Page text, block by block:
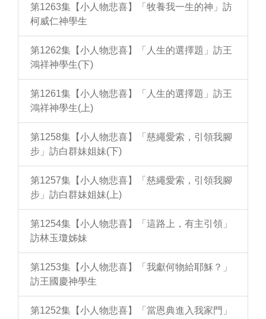
第1263集【小人物悲喜】「牧養我一生的神」訪
柯威仁神學生
第1262集【小人物悲喜】「人生的選擇題」訪王
鴻祥神學生(下)
第1261集【小人物悲喜】「人生的選擇題」訪王
鴻祥神學生(上)
第1258集【小人物悲喜】「慈繩愛索，引領我腳
步」訪白群妹姐妹(下)
第1257集【小人物悲喜】「慈繩愛索，引領我腳
步」訪白群妹姐妹(上)
第1254集【小人物悲喜】「這路上，有主引領」
訪林玉瓊姊妹
第1253集【小人物悲喜】「我獻何物給耶穌？」
訪王國慶神學生
第1252集【小人物悲喜】「當恩典進入我家門」